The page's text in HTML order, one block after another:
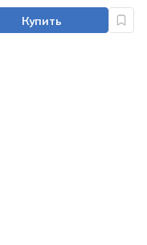
Купить